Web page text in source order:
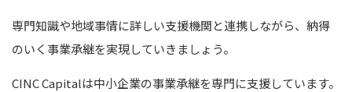
専門知識や地域事情に詳しい支援機関と連携しながら、納得
のいく事業承継を実現していきましょう。
CINC Capitalは中小企業の事業承継を専門に支援しています。